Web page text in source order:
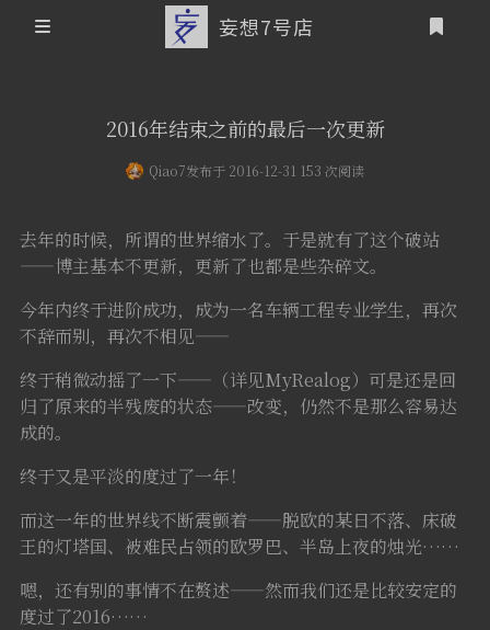
关于本站
个人介绍
妄想7号店
2016年结束之前的最后一次更新
Qiao7发布于 2016-12-31 153 次阅读
去年的时候，所谓的世界缩水了。于是就有了这个破站
——博主基本不更新，更新了也都是些杂碎文。
今年内终于进阶成功，成为一名车辆工程专业学生，再次
不辞而别，再次不相见——
终于稍微动摇了一下——（详见MyRealog）可是还是回
归了原来的半残废的状态——改变，仍然不是那么容易达
成的。
终于又是平淡的度过了一年！
而这一年的世界线不断震颤着——脱欧的某日不落、床破
王的灯塔国、被难民占领的欧罗巴、半岛上夜的烛光……
嗯，还有别的事情不在赘述——然而我们还是比较安定的
度过了2016……